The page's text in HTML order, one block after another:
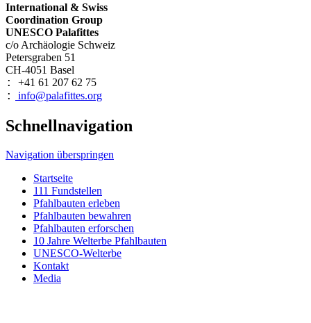
International & Swiss
Coordination Group
UNESCO Palafittes
c/o Archäologie Schweiz
Petersgraben 51
CH-4051 Basel
: +41 61 207 62 75
: info@palafittes.org
Schnellnavigation
Navigation überspringen
Startseite
111 Fundstellen
Pfahlbauten erleben
Pfahlbauten bewahren
Pfahlbauten erforschen
10 Jahre Welterbe Pfahlbauten
UNESCO-Welterbe
Kontakt
Media